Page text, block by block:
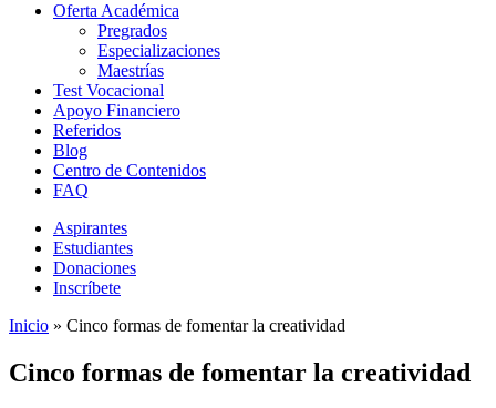
Oferta Académica
Pregrados
Especializaciones
Maestrías
Test Vocacional
Apoyo Financiero
Referidos
Blog
Centro de Contenidos
FAQ
Aspirantes
Estudiantes
Donaciones
Inscríbete
Inicio » Cinco formas de fomentar la creatividad
Cinco formas de fomentar la creatividad